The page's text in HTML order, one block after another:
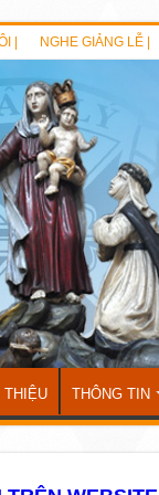
| NGHE GIẢNG LỄ |
THÔNG TIN